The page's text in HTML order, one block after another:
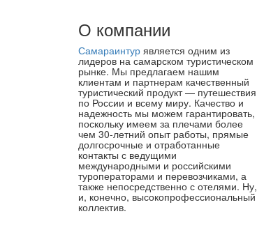
О компании
Самараинтур является одним из
лидеров на самарском туристическом
рынке. Мы предлагаем нашим
клиентам и партнерам качественный
туристический продукт — путешествия
по России и всему миру. Качество и
надежность мы можем гарантировать,
поскольку имеем за плечами более
чем 30-летний опыт работы, прямые
долгосрочные и отработанные
контакты с ведущими
международными и российскими
туроператорами и перевозчиками, а
также непосредственно с отелями. Ну,
и, конечно, высокопрофессиональный
коллектив.